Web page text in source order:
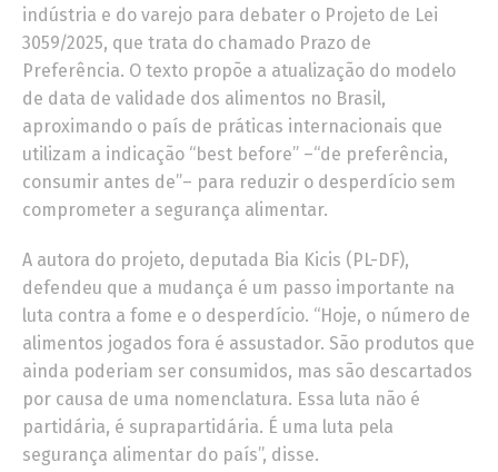
indústria e do varejo para debater o Projeto de Lei
3059/2025, que trata do chamado Prazo de
Preferência. O texto propõe a atualização do modelo
de data de validade dos alimentos no Brasil,
aproximando o país de práticas internacionais que
utilizam a indicação “best before” –“de preferência,
consumir antes de”– para reduzir o desperdício sem
comprometer a segurança alimentar.
A autora do projeto, deputada Bia Kicis (PL-DF),
defendeu que a mudança é um passo importante na
luta contra a fome e o desperdício. “Hoje, o número de
alimentos jogados fora é assustador. São produtos que
ainda poderiam ser consumidos, mas são descartados
por causa de uma nomenclatura. Essa luta não é
partidária, é suprapartidária. É uma luta pela
segurança alimentar do país”, disse.